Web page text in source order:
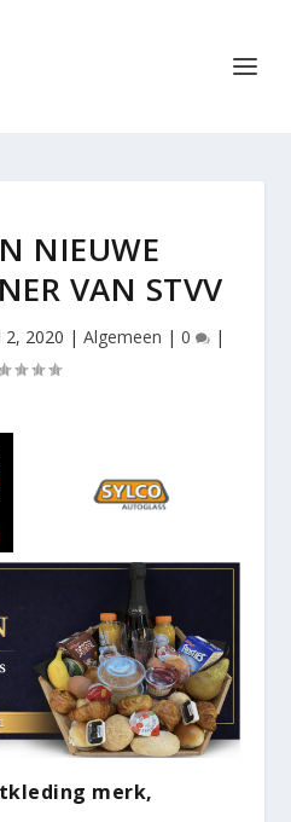
NIEUWE
VAN STVV
2, 2020 | Algemeen | 0 |
merk,